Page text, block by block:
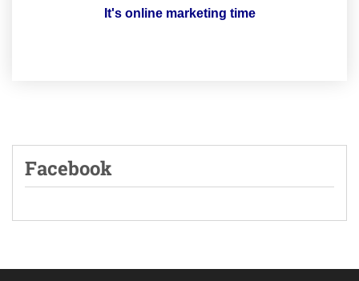
It's online marketing time
Facebook